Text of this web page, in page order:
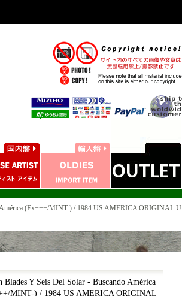
América (Ex+++/MINT-) / 1984 US AMERICA ORIGINAL U
Blades Y Seis Del Solar - Buscando América
MINT-) / 1984 US AMERICA ORIGINAL